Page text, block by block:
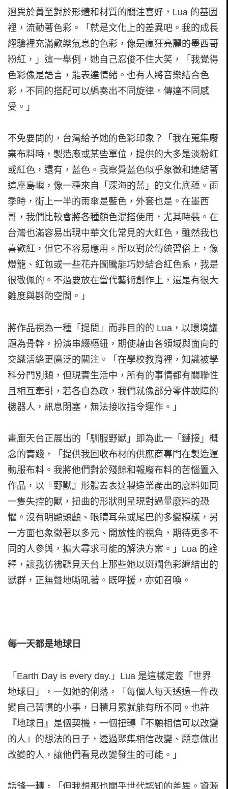
迥異於蕢至對於形體和材質的關注喜好，Lua 的基因
裡，流動著色彩。「就是文化上的差異吧。我的成長
經驗裡充滿歡樂氣息的色彩，像是瘋狂亮麗的墨西哥
粉紅，」這一舉例，她自己忍俊不住大笑，「我覺得
色彩像是語言，能表達情緒。也有人將音樂結合色
彩，不同的搭配可以編奏出不同旋律，傳達不同感
受。」
不免要問的，台灣給予她的色彩印象？「我在蒐集廢
棄布料時，製造廠或某些單位，提供的大多是淡粉紅
或紅色，還有，藍色。我察覺藍色似乎象徵和連結著
這座島嶼，像一種來自「深海的藍」的文化底蘊。雨
季時，街上一半的雨傘是藍色，外套也是。在墨西
哥，我們比較會將各種顏色混搭使用，尤其時裝。在
台灣也滿容易出現中華文化常見的大紅色，雖然我也
喜歡紅，但它不容易應用。所以對於傳統習俗上，像
燈籠、紅包或一些花卉圖騰能巧妙結合紅色系，我是
很敬佩的。不過要放在當代藝術創作上，還是有很大
難度與斟酌空間。」
將作品視為一種「提問」而非目的的 Lua，以環境議
題為骨幹，扮演串綴樞紐，期使藉由各領域與面向的
交織活絡更廣泛的關注。「在學校教育裡，知識被學
科分門別類，但現實生活中，所有的事情都有關聯性
且相互牽引，若各自為政，我們就像部分零件故障的
機器人，訊息閉塞，無法接收指令運作。」
畫廊天台正展出的「馴服野獸」即為此一「鏈接」概
念的實踐，「提供我回收布材的供應商專門在製造運
動服布料。我將他們對於殘餘和報廢布料的苦惱置入
作品，以『野獸』形體去表達製造業產出的廢料如同
一隻失控的獸，扭曲的形狀則呈現對過量廢料的恐
懼。沒有明顯頭顱、眼睛耳朵或尾巴的多變模樣，另
一方面也象徵著以多元、開放性的視角，期待更多不
同的人參與，擴大尋求可能的解決方案。」Lua 的詮
釋，讓我彷彿聽見天台上那些她以斑斕色彩纏結出的
獸群，正無聲地嘶吼著。既呼援，亦如召喚。
每一天都是地球日
「Earth Day is every day.」Lua 是這樣定義「世界
地球日」，一如她的俐落，「每個人每天透過一件改
變自己習慣的小事，日積月累就能有所不同。也許
『地球日』是個契機，一個扭轉『不願相信可以改變
的人』的想法的日子，透過聚集相信改變、願意做出
改變的人，讓他們看見改變發生的可能。」
話鋒一轉，「但我想那也關乎世代認知的差異。資源